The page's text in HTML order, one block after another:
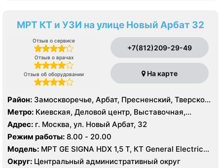
МРТ КТ и УЗИ на улице Новый Арбат 32
Отзыв о сервисе
Отзыв о врачах
Отзыв об оборудовании
+7(812)209-29-49
На карте
Район: Замоскворечье, Арбат, Пресненский, Тверской,
Хамовники
Метро: Киевская, Деловой центр, Выставочная,
Боровицкая, Библиотека им. Ленина, Баррикадная,
Арбатская, Краснопресненская, Кропоткинская, Парк
Культуры, Смоленская, Улица 1905 года,
Александровский сад
Адрес: г. Москва, ул. Новый Арбат, 32
Режим работы: 8.00 - 20.00
Модель: МРТ GE SIGNA HDX 1,5 T, КТ General Electric
VCT 64 среза, УЗИ GE Logiq E9, GE Vivid E9, GE Voluson
Округ: Центральный административный округ